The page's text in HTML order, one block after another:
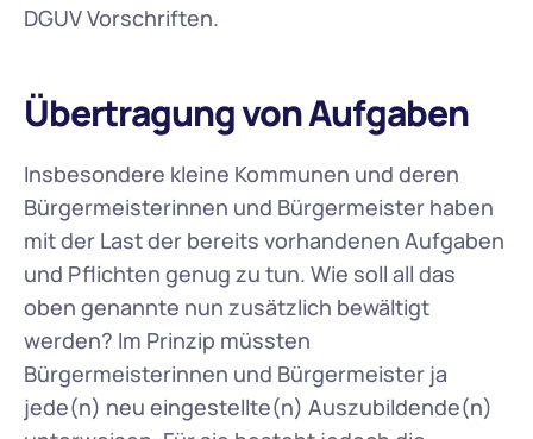
DGUV Vorschriften.
Übertragung von Aufgaben
Insbesondere kleine Kommunen und deren
Bürgermeisterinnen und Bürgermeister haben
mit der Last der bereits vorhandenen Aufgaben
und Pflichten genug zu tun. Wie soll all das
oben genannte nun zusätzlich bewältigt
werden? Im Prinzip müssten
Bürgermeisterinnen und Bürgermeister ja
jede(n) neu eingestellte(n) Auszubildende(n)